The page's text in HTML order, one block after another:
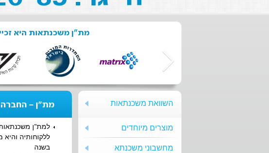
מת"ן משכנתאות היא
השוואת משכנתאות
מוצרים מיוחדים
מחשבוני משכנתא
מת"ן - החברה
ללקוחותיה
בשנה